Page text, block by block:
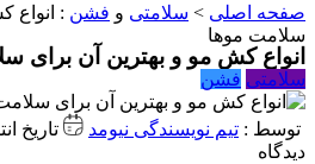
صفحه اصلی > سلامتی و فشن : انواع
سلامت موها
انواع کش مو و بهترین آن برای
سلامتی فشن
توسط : تیم نویسندگی نیومد تاریخ انتشار
دیدگاه